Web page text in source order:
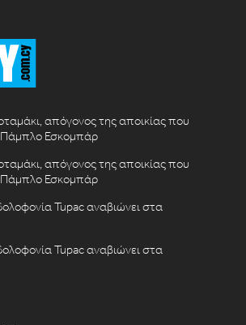
απόγονος της αποικίας που
Εσκομπάρ
απόγονος της αποικίας που
Εσκομπάρ
Tupac αναβιώνει στα
Tupac αναβιώνει στα